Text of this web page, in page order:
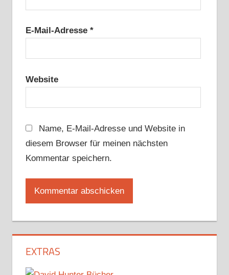
E-Mail-Adresse *
Website
Name, E-Mail-Adresse und Website in
diesem Browser für meinen nächsten
Kommentar speichern.
EXTRAS